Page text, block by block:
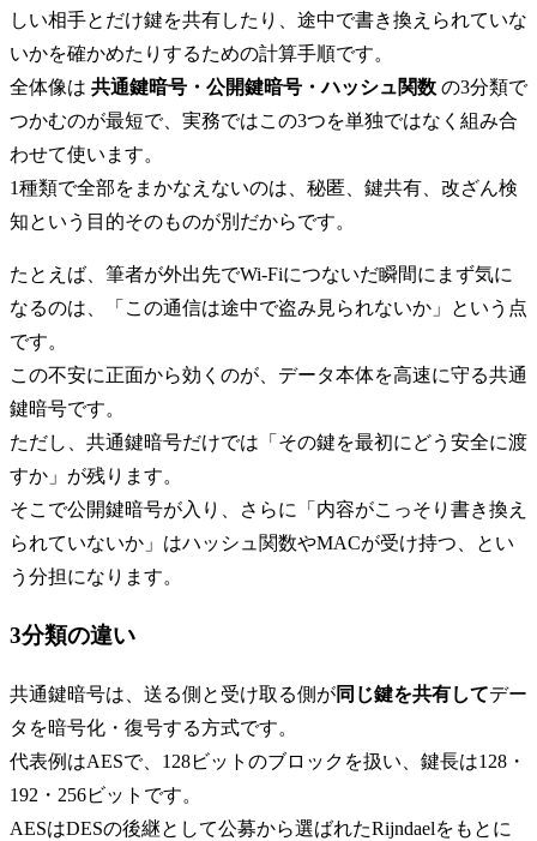
しい相手とだけ鍵を共有したり、途中で書き換えられていな
いかを確かめたりするための計算手順です。
全体像は 共通鍵暗号・公開鍵暗号・ハッシュ関数 の3分類で
つかむのが最短で、実務ではこの3つを単独ではなく組み合
わせて使います。
1種類で全部をまかなえないのは、秘匿、鍵共有、改ざん検
知という目的そのものが別だからです。
たとえば、筆者が外出先でWi‑Fiにつないだ瞬間にまず気に
なるのは、「この通信は途中で盗み見られないか」という点
です。
この不安に正面から効くのが、データ本体を高速に守る共通
鍵暗号です。
ただし、共通鍵暗号だけでは「その鍵を最初にどう安全に渡
すか」が残ります。
そこで公開鍵暗号が入り、さらに「内容がこっそり書き換え
られていないか」はハッシュ関数やMACが受け持つ、とい
う分担になります。
3分類の違い
共通鍵暗号は、送る側と受け取る側が同じ鍵を共有してデー
タを暗号化・復号する方式です。
代表例はAESで、128ビットのブロックを扱い、鍵長は128・
192・256ビットです。
AESはDESの後継として公募から選ばれたRijndaelをもとに